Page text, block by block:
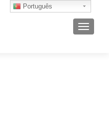
Português